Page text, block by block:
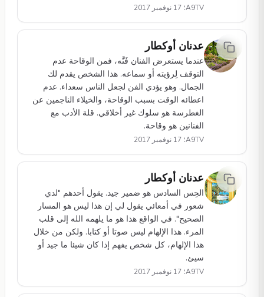
A9TV؛ 17 نوفمبر 2017
عدنان أوكطار
عندما يستعرض الفنان فَنَّه، فمن الوقاحة عدم
التوقف لِرؤيته أو سماعه. هذا الشخص يقدم لك
الجمال. وهو يؤدي الفن لجعل الناس سعداء. عدم
اعطائه الوقت بسبب الوقاحة، والخيلاء الناجمين عن
الغطرسة هو سلوك غير أخلاقي. قلة الأدب مع
الفنانين هو وقاحة.
A9TV؛ 17 نوفمبر 2017
عدنان أوكطار
الحِس السادس هو ضمير جيد. يقول أحدهم "لدي
شعور في أمعائي يقول لي إن هذا ليس هو المسار
الصحيح". في الواقع هذا هو ما يلهمه الله إلى قلب
المرء. هذا الإلهام ليس صوتا أو كتابا. ولكن من خلال
هذا الإلهام، كل شخص يفهم إذا كان شيئا ما جيد أو
سيئ.
A9TV؛ 17 نوفمبر 2017